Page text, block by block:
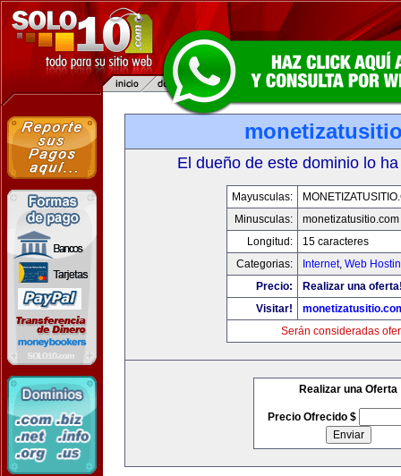
El dueño de este dominio lo
Mayusculas:
Minusculas:
monetizatusitio.com
Longitud:
15 caracteres
Categorias:
Internet, Web
Precio:
Realizar una
Visitar!
Serán consideradas
Realizar una Oferta
Precio Ofrecido $